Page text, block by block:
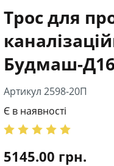
Трос для
Будмаш-
Артикул 2598-20П
Є в наявності
5145.00 грн.